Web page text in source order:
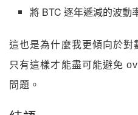
將 BTC 逐年遞減的波動
這也是為什麼我更傾向於對
只有這樣才能盡可能避免
問題。